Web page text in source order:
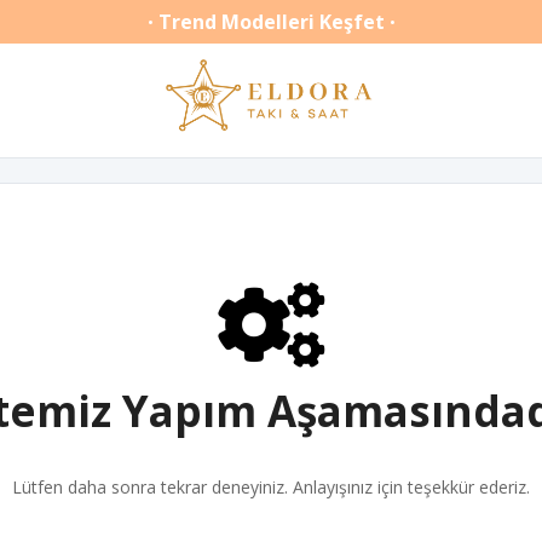
• Trend Modelleri Keşfet •
Yapım
Lütfen daha sonra tekrar deneyiniz. Anlayışınız için teşekkür ederiz.